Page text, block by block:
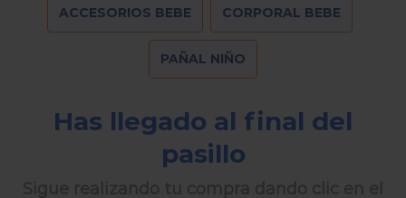
ACCESORIOS BEBE CORPORAL BEBE
PAÑAL NIÑO
Has llegado al final del
pasillo